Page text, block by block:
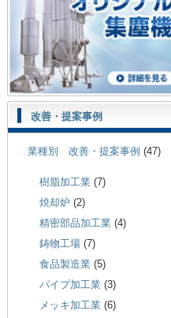
改善・提案事例
業種別 改善・提案事例 (47)
樹脂加工業 (7)
焼却炉 (2)
精密部品加工業 (4)
鋳物工場 (7)
食品製造業 (5)
パイプ加工業 (3)
メッキ加工業 (6)